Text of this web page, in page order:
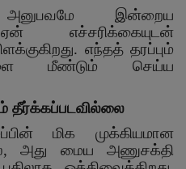
இன்றைய
எச்சரிக்கையுடன்
எந்தத் தரப்பும்
மீண்டும் செய்ய
தீர்க்கப்படவில்லை
மிக முக்கியமான
, அது மைய அணுசக்தி